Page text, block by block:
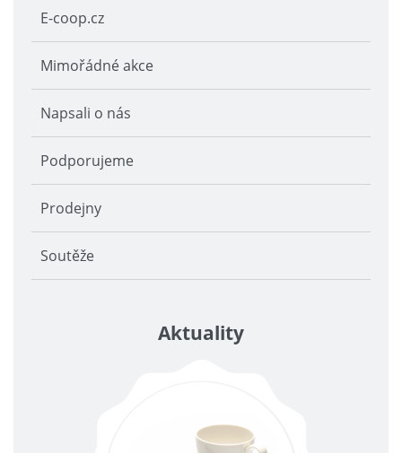
E-coop.cz
Mimořádné akce
Napsali o nás
Podporujeme
Prodejny
Soutěže
Aktuality